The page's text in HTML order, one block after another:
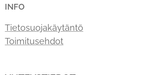
INFO
Tietosuojakäytäntö
Toimitusehdot